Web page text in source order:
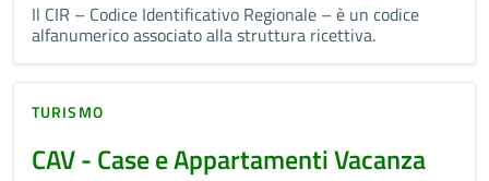
Il CIR – Codice Identificativo Regionale – è un codice
alfanumerico associato alla struttura ricettiva.
TURISMO
CAV - Case e Appartamenti Vacanza